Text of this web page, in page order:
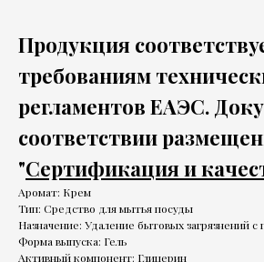
Продукция
требованиям
регламентов ЕАЭС.
соответствии
"Сертификация и
Аромат: Крем
Тип: Средство для мытья посуды
Назначение: Удаление бытовых загрязнений с
Форма выпуска: Гель
Активный компонент: Глицерин